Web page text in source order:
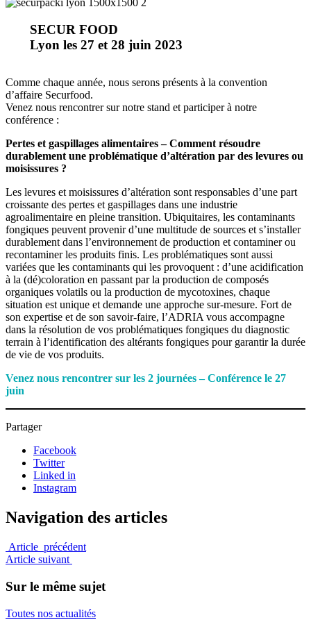
SECUR FOOD
Lyon les 27 et 28 juin 2023
Comme chaque année, nous serons présents à la convention
d’affaire Securfood.
Venez nous rencontrer sur notre stand et participer à notre
conférence :
Pertes et gaspillages alimentaires – Comment résoudre
durablement une problématique d’altération par des levures ou
moisissures ?
Les levures et moisissures d’altération sont responsables d’une part
croissante des pertes et gaspillages dans une industrie
agroalimentaire en pleine transition. Ubiquitaires, les contaminants
fongiques peuvent provenir d’une multitude de sources et s’installer
durablement dans l’environnement de production et contaminer ou
recontaminer les produits finis. Les problématiques sont aussi
variées que les contaminants qui les provoquent : d’une acidification
à la (dé)coloration en passant par la production de composés
organiques volatils ou la production de mycotoxines, chaque
situation est unique et demande une approche sur-mesure. Fort de
son expertise et de son savoir-faire, l’ADRIA vous accompagne
dans la résolution de vos problématiques fongiques du diagnostic
terrain à l’identification des altérants fongiques pour garantir la durée
de vie de vos produits.
Venez nous rencontrer sur les 2 journées – Conférence le 27
juin
Partager
Facebook
Twitter
Linked in
Instagram
Navigation des articles
Article précédent
Article suivant
Sur le même sujet
Toutes nos actualités